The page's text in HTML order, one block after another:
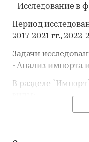
- Исследование в
Период
2017-2021 гг., 2022-
Задачи
- Анализ импорта
В разделе
-
- Прочие